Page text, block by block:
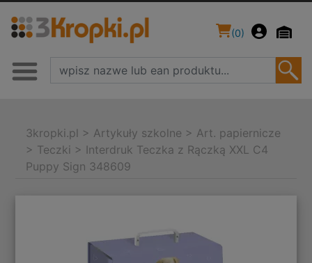
(0)
3kropki.pl > Artykuły szkolne > Art. papiernicze
> Teczki > Interdruk Teczka z Rączką XXL C4
Puppy Sign 348609